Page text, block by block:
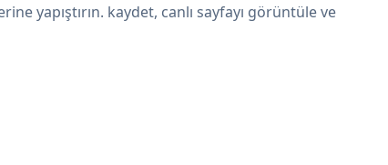
yapıştırın. kaydet, canlı sayfayı görüntüle ve